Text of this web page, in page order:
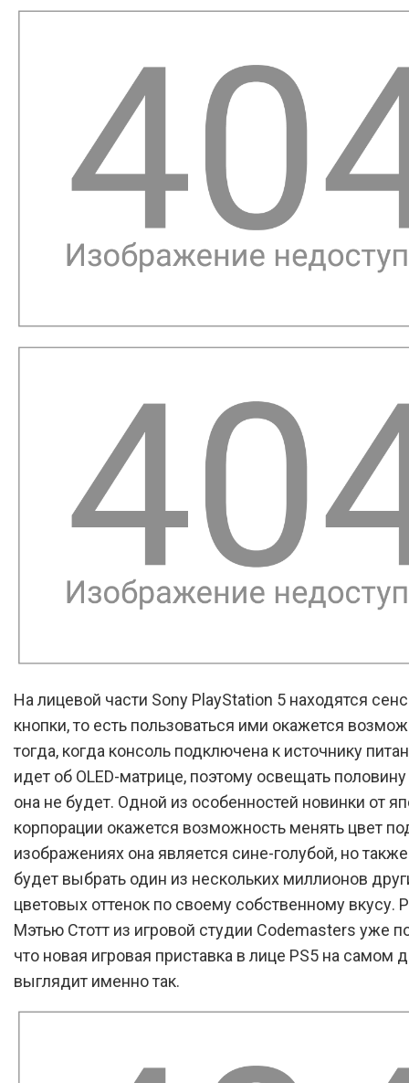
На лицевой части Sony PlayStation 5 находятся
кнопки, то есть пользоваться ими окажется
тогда, когда консоль подключена к источнику
идет об OLED-матрице, поэтому освещать
она не будет. Одной из особенностей новинки от
корпорации окажется возможность менять цвет
изображениях она является сине-голубой, но
будет выбрать один из нескольких миллионов
цветовых оттенок по своему собственному вкусу.
Мэтью Стотт из игровой студии Codemasters уже
что новая игровая приставка в лице PS5 на самом
выглядит именно так.